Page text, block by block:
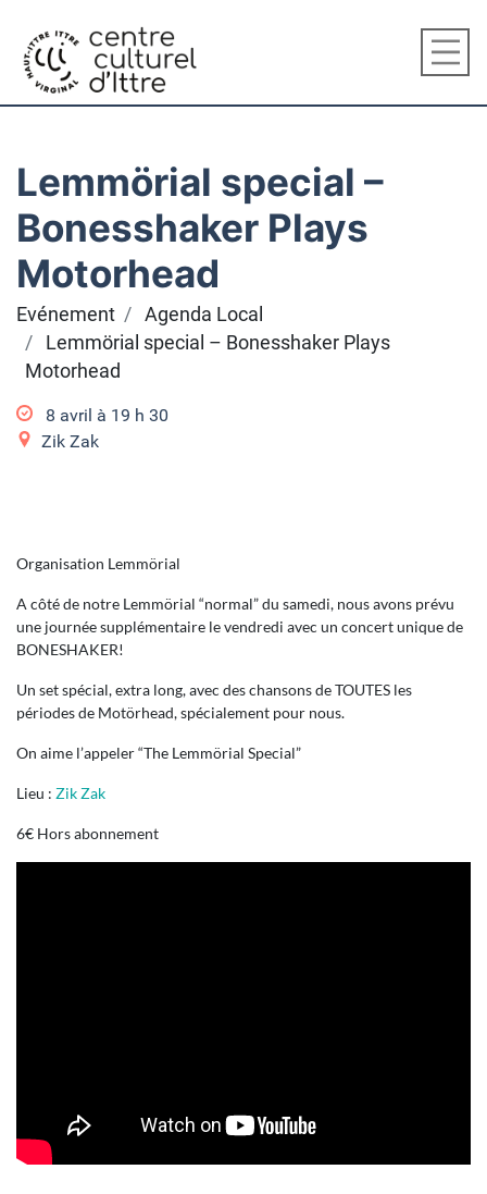
Lemmörial special –
Bonesshaker Plays
Motorhead
Evénement
Agenda Local
Lemmörial special – Bonesshaker Plays
Motorhead
8 avril à 19 h 30
Zik Zak
Organisation Lemmörial
A côté de notre Lemmörial “normal” du samedi, nous avons prévu
une journée supplémentaire le vendredi avec un concert unique de
BONESHAKER!
Un set spécial, extra long, avec des chansons de TOUTES les
périodes de Motörhead, spécialement pour nous.
On aime l’appeler “The Lemmörial Special”
Lieu : Zik Zak
6€ Hors abonnement